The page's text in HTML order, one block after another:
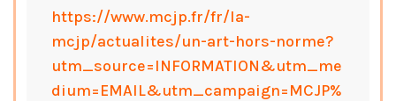
https://www.mcjp.fr/fr/la-
mcjp/actualites/un-art-hors-norme?
utm_source=INFORMATION&utm_me
dium=EMAIL&utm_campaign=MCJP%